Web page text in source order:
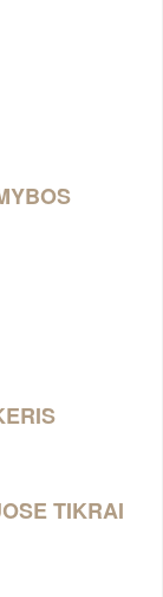
TIKRAI